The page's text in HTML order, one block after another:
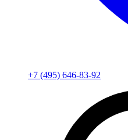
+7 (495) 646-83-92